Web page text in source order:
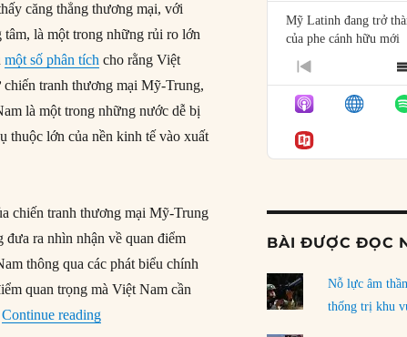
căng thẳng thương mại, với
là một trong những rủi ro lớn
một số phân tích cho rằng Việt
tranh thương mại Mỹ-Trung,
là một trong những nước dễ bị
thuộc lớn của nền kinh tế vào xuất
chiến tranh thương mại Mỹ-Trung
ra nhìn nhận về quan điểm
thông qua các phát biểu chính
quan trọng mà Việt Nam cần
Continue reading“Việt Nam nên đối phó với chiến tranh thương mại
Mỹ Latinh đang trở
của phe cánh hữu mới
04/08/2026
Tại sao Trung Quốc
Ngoại trưởng Nhật
04/08/2026
03/08/2026
Đặt cược vào thất bại:
rủi ro
02/08/2026
PREVIOUS
EPISODE
BÀI ĐƯỢC ĐỌC
Nỗ lực âm
thống trị khu